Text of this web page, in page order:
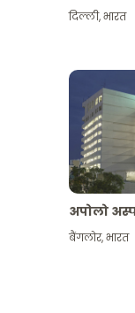
दिल्ली,भारत
अपोलो
बैंगलोर,भारत